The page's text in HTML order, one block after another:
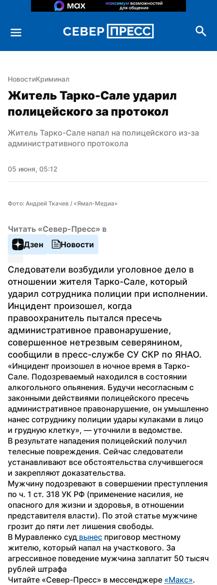
НовостиКриминал
Житель Тарко-Сале ударил
полицейского за протокол
Житель Тарко-Сале напал на полицейского из-за
административного протокола
05 июня, 05:12
Фото: Андрей Ткачев / «Ямал-Медиа»
Читать «Север-Пресс» в
Дзен
Новости
Следователи возбудили уголовное дело в
отношении жителя Тарко-Сале, который
ударил сотрудника полиции при исполнении.
Инцидент произошел, когда
правоохранитель пытался пресечь
административное правонарушение,
совершенное нетрезвым северянином,
сообщили в пресс-службе СУ СКР по ЯНАО.
«Инцидент произошел в ночное время в Тарко-
Сале. Подозреваемый находился в состоянии
алкогольного опьянения. Будучи несогласным с
законными действиями полицейского пресечь
административное правонарушение, он умышленно
нанес сотруднику полиции удары кулаками в лицо
и грудную клетку», — уточнили в ведомстве.
В результате нападения полицейский получил
телесные повреждения. Сейчас следователи
устанавливают все обстоятельства случившегося
и закрепляют доказательства.
Мужчину подозревают в совершении преступления
по ч. 1 ст. 318 УК РФ (применение насилия, не
опасного для жизни и здоровья, в отношении
представителя власти). По этой статье мужчине
грозит до пяти лет лишения свободы.
В Муравленко суд вынес приговор местному
жителю, который напал на участкового. За
агрессивное поведение мужчина заплатит 50 тысяч
рублей штрафа
Читайте «Север-Пресс» в мессенджере «Макс».